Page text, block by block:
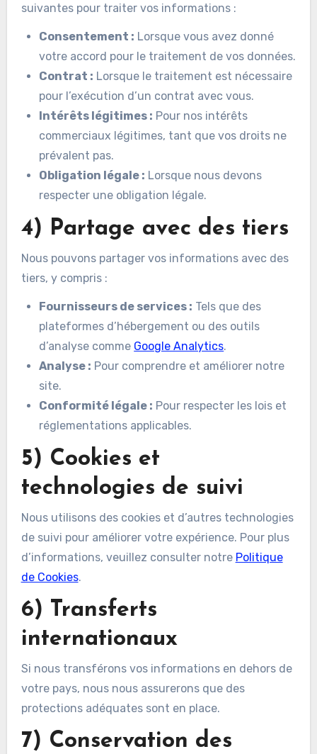
suivantes pour traiter vos informations :
Consentement : Lorsque vous avez donné
votre accord pour le traitement de vos données.
Contrat : Lorsque le traitement est nécessaire
pour l’exécution d’un contrat avec vous.
Intérêts légitimes : Pour nos intérêts
commerciaux légitimes, tant que vos droits ne
prévalent pas.
Obligation légale : Lorsque nous devons
respecter une obligation légale.
4) Partage avec des tiers
Nous pouvons partager vos informations avec des
tiers, y compris :
Fournisseurs de services : Tels que des
plateformes d’hébergement ou des outils
d’analyse comme Google Analytics.
Analyse : Pour comprendre et améliorer notre
site.
Conformité légale : Pour respecter les lois et
réglementations applicables.
5) Cookies et
technologies de suivi
Nous utilisons des cookies et d’autres technologies
de suivi pour améliorer votre expérience. Pour plus
d’informations, veuillez consulter notre Politique
de Cookies.
6) Transferts
internationaux
Si nous transférons vos informations en dehors de
votre pays, nous nous assurerons que des
protections adéquates sont en place.
7) Conservation des